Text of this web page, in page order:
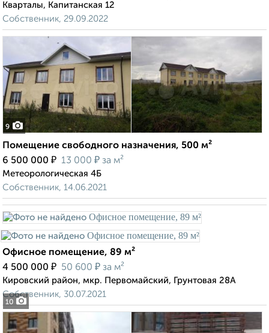
Кварталы, Капитанская 12
Собственник, 29.09.2022
9
Помещение свободного назначения, 500 м²
6 500 000 ₽ 13 000 ₽ за м²
Метеорологическая 4Б
Собственник, 14.06.2021
10
Офисное помещение, 89 м²
4 500 000 ₽ 50 600 ₽ за м²
Кировский район, мкр. Первомайский, Грунтовая 28А
Собственник, 30.07.2021